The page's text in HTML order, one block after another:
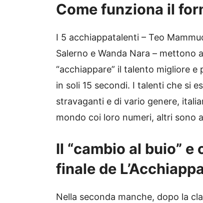
Come funziona il
I 5 acchiappatalenti – Teo
Salerno e Wanda Nara –
“acchiappare” il talento migliore
in soli 15 secondi. I talenti che si
stravaganti e di vario genere,
mondo coi loro numeri, altri sono
Il “cambio al buio”
finale de
Nella seconda manche, dopo la